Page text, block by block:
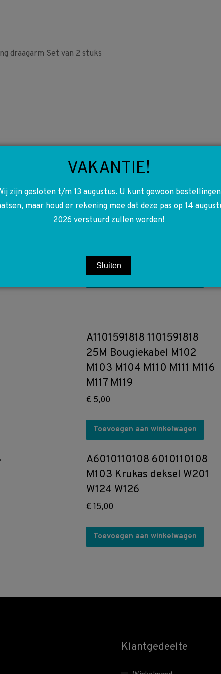
draagarm Set van 2 stuks
N000000008162 64 R107
W114 W115 W116 W123 W124
W126 R129 R170 W201 W415
W461 W463 W638 H4 12V
Toevoegen aan winkelwagen
A1101591818 1101591818
25M Bougiekabel M102
M103 M104 M110 M111 M116
M117 M119
€ 5,00
Toevoegen aan winkelwagen
A6010110108 6010110108
M103 Krukas deksel W201
W124 W126
€ 15,00
Toevoegen aan winkelwagen
Klantgedeelte
VAKANTIE!
zijn gesloten t/m 13 augustus. U kunt gewoon bestellingen
maar houd er rekening mee dat deze pas op 14
2026 verstuurd zullen worden!
Sluiten